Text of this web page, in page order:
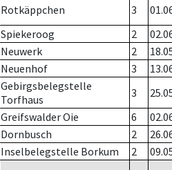
Rotkäppchen 3
Spiekeroog 2
Neuwerk 2
Neuenhof 3
Gebirgsbelegstelle
Torfhaus
3
Greifswalder Oie 6
Dornbusch 2
Inselbelegstelle Borkum 2